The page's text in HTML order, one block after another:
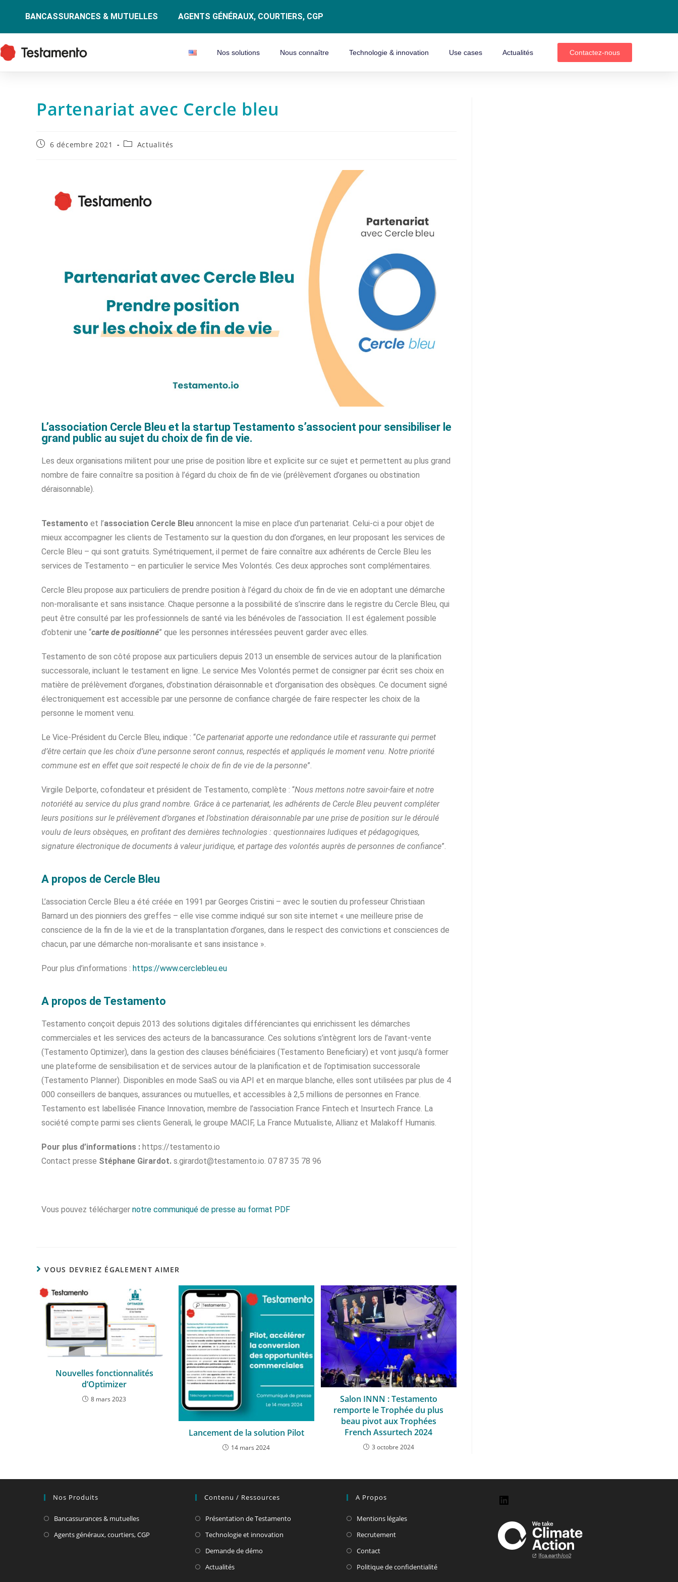
BANCASSURANCES & MUTUELLES AGENTS GÉNÉRAUX, COURTIERS, CGP
Nos solutions Nous connaître Technologie & innovation Use cases Actualités Contactez-nous
Partenariat avec Cercle bleu
6 décembre 2021 Actualités
L’association Cercle Bleu et la startup Testamento s’associent pour sensibiliser le
grand public au sujet du choix de fin de vie.
Les deux organisations militent pour une prise de position libre et explicite sur ce sujet et permettent au plus grand
nombre de faire connaître sa position à l’égard du choix de fin de vie (prélèvement d’organes ou obstination
déraisonnable).
Testamento et l’association Cercle Bleu annoncent la mise en place d’un partenariat. Celui-ci a pour objet de
mieux accompagner les clients de Testamento sur la question du don d’organes, en leur proposant les services de
Cercle Bleu – qui sont gratuits. Symétriquement, il permet de faire connaître aux adhérents de Cercle Bleu les
services de Testamento – en particulier le service Mes Volontés. Ces deux approches sont complémentaires.
Cercle Bleu propose aux particuliers de prendre position à l’égard du choix de fin de vie en adoptant une démarche
non-moralisante et sans insistance. Chaque personne a la possibilité de s’inscrire dans le registre du Cercle Bleu, qui
peut être consulté par les professionnels de santé via les bénévoles de l’association. Il est également possible
d’obtenir une “carte de positionné” que les personnes intéressées peuvent garder avec elles.
Testamento de son côté propose aux particuliers depuis 2013 un ensemble de services autour de la planification
successorale, incluant le testament en ligne. Le service Mes Volontés permet de consigner par écrit ses choix en
matière de prélèvement d’organes, d’obstination déraisonnable et d’organisation des obsèques. Ce document signé
électroniquement est accessible par une personne de confiance chargée de faire respecter les choix de la
personne le moment venu.
Le Vice-Président du Cercle Bleu, indique : “Ce partenariat apporte une redondance utile et rassurante qui permet
d’être certain que les choix d’une personne seront connus, respectés et appliqués le moment venu. Notre priorité
commune est en effet que soit respecté le choix de fin de vie de la personne”.
Virgile Delporte, cofondateur et président de Testamento, complète : “Nous mettons notre savoir-faire et notre
notoriété au service du plus grand nombre. Grâce à ce partenariat, les adhérents de Cercle Bleu peuvent compléter
leurs positions sur le prélèvement d’organes et l’obstination déraisonnable par une prise de position sur le déroulé
voulu de leurs obsèques, en profitant des dernières technologies : questionnaires ludiques et pédagogiques,
signature électronique de documents à valeur juridique, et partage des volontés auprès de personnes de confiance”.
A propos de Cercle Bleu
L’association Cercle Bleu a été créée en 1991 par Georges Cristini – avec le soutien du professeur Christiaan
Barnard un des pionniers des greffes – elle vise comme indiqué sur son site internet « une meilleure prise de
conscience de la fin de la vie et de la transplantation d’organes, dans le respect des convictions et consciences de
chacun, par une démarche non-moralisante et sans insistance ».
Pour plus d’informations : https://www.cerclebleu.eu
A propos de Testamento
Testamento conçoit depuis 2013 des solutions digitales différenciantes qui enrichissent les démarches
commerciales et les services des acteurs de la bancassurance. Ces solutions s’intègrent lors de l’avant-vente
(Testamento Optimizer), dans la gestion des clauses bénéficiaires (Testamento Beneficiary) et vont jusqu’à former
une plateforme de sensibilisation et de services autour de la planification et de l’optimisation successorale
(Testamento Planner). Disponibles en mode SaaS ou via API et en marque blanche, elles sont utilisées par plus de 4
000 conseillers de banques, assurances ou mutuelles, et accessibles à 2,5 millions de personnes en France.
Testamento est labellisée Finance Innovation, membre de l’association France Fintech et Insurtech France. La
société compte parmi ses clients Generali, le groupe MACIF, La France Mutualiste, Allianz et Malakoff Humanis.
Pour plus d’informations : https://testamento.io
Contact presse Stéphane Girardot. s.girardot@testamento.io. 07 87 35 78 96
Vous pouvez télécharger notre communiqué de presse au format PDF
VOUS DEVRIEZ ÉGALEMENT AIMER
Nouvelles fonctionnalités
d’Optimizer
8 mars 2023
Lancement de la solution Pilot
14 mars 2024
Salon INNN : Testamento
remporte le Trophée du plus
beau pivot aux Trophées
French Assurtech 2024
3 octobre 2024
Nos Produits
Bancassurances & mutuelles
Agents généraux, courtiers, CGP
Contenu / Ressources
Présentation de Testamento
Technologie et innovation
Demande de démo
Actualités
A Propos
Mentions légales
Recrutement
Contact
Politique de confidentialité